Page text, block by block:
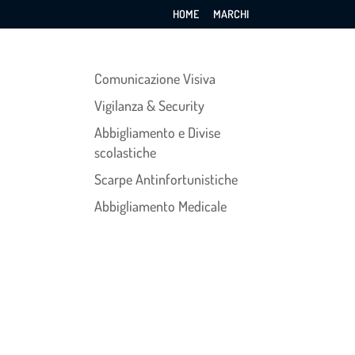
HOME MARCHI
CONTATTI
Comunicazione Visiva
Vigilanza & Security
Abbigliamento e Divise
scolastiche
Scarpe Antinfortunistiche
Abbigliamento Medicale